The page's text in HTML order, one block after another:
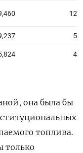
она была бы
топлива.
только